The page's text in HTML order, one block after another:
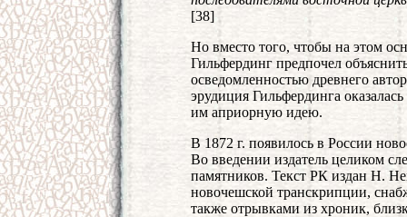
[38]
Но вместо того, чтобы на этом
Гильфердинг предпочел
осведомленностью древнего
эрудиция Гильфердинга
им априорную идею.
В 1872 г. появилось в России
Во введении издатель целиком
памятников. Текст РК издан Н.
новочешской транскрипции,
также отрывками из хроник,